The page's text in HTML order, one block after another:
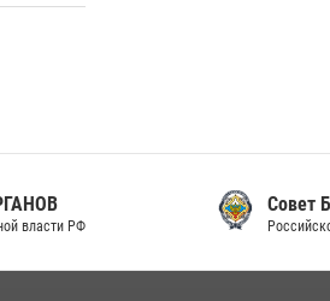
Совет
Российской Федерации